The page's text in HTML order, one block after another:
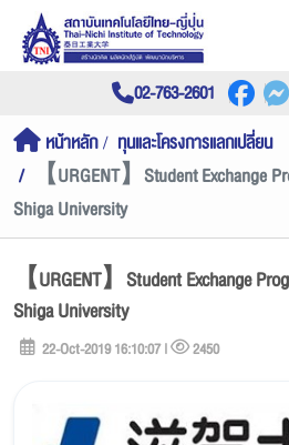
02-763-2601
หน้าหลัก
ทุนและโครงการแลกเปลี่ยน
【URGENT】Student Exchange
Shiga University
【URGENT】Student Exchange
Shiga University
22-Oct-2019 16:10:07 | 2450